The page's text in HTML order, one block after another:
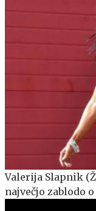
Valerija Slapnik
največjo zablodo